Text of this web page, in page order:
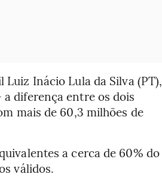
Inácio Lula da Silva (PT),
diferença entre os dois
mais de 60,3 milhões de
a cerca de 60% do
válidos.